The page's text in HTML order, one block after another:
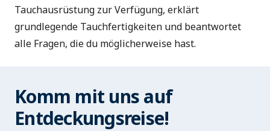
Tauchausrüstung zur Verfügung, erklärt
grundlegende Tauchfertigkeiten und beantwortet
alle Fragen, die du möglicherweise hast.
Komm mit uns auf
Entdeckungsreise!